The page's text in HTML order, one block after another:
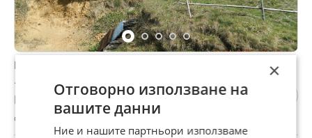
Продава ПАРЦЕЛ, с. Кутела, област Смолян
16 140 €
Не се начислява ДДС
с. Кутела, Смолян, 30 юли
×
Отговорно използване на
вашите данни
Ние и нашите партньори използваме